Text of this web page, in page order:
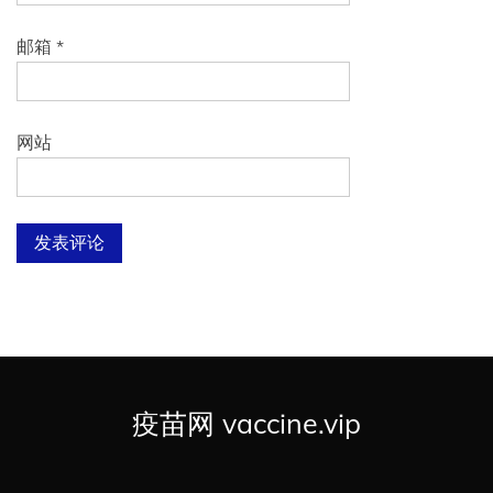
邮箱 *
网站
疫苗网 vaccine.vip